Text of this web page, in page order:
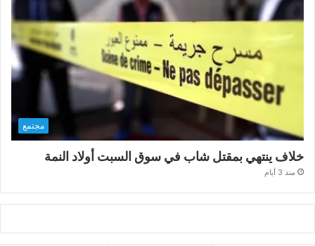
مجتمع
خلاف ينتهي بمقتل شاب في سوق السبت أولاد النمة
منذ 3 أيام